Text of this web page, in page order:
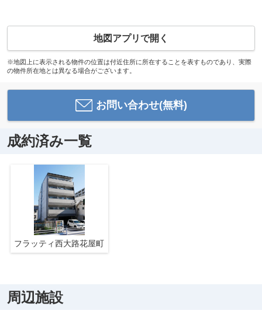
地図アプリで開く
※地図上に表示される物件の位置は付近住所に所在することを表すものであり、実際
の物件所在地とは異なる場合がございます。
お問い合わせ(無料)
成約済み一覧
フラッティ西大路花屋町
周辺施設